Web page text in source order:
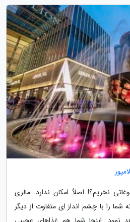
نخریم؟! اصلاً امکان ندارد. مالزی
را با چشم انداز ای متفاوت از دیگر